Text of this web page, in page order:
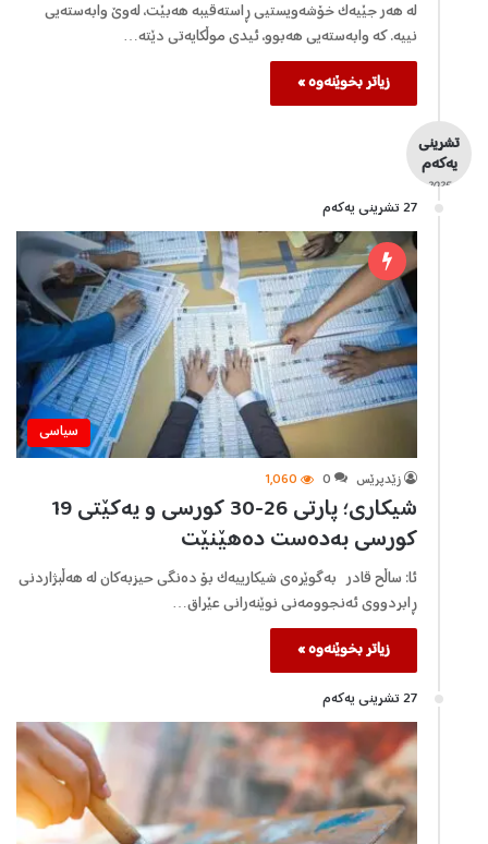
لە هەر جێیەک خۆشەویستیی ڕاستەقیبە هەبێت، لەوێ وابەستەیی
نییە. کە وابەستەیی هەبوو، ئیدی موڵکایەتی دێتە…
زیاتر بخوێنەوە »
تشرینی
یەکەم
- 2025 -
27 تشرینی یه‌كه‌م
سیاسی
زێدپرێس 0
1,060
شیکاری؛ پارتی 26-30 کورسی و یەکێتی 19
کورسی بەدەست دەهێنێت
ئا: ساڵح قادر بەگوێرەی شیکارییەک بۆ دەنگی حیزبەکان لە هەڵبژاردنی
ڕابردووی ئەنجوومەنی نوێنەرانی عێراق…
زیاتر بخوێنەوە »
27 تشرینی یه‌كه‌م